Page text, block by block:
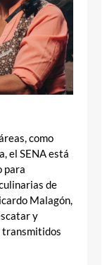
como
el SENA está
para
de
Malagón,
y
transmitidos